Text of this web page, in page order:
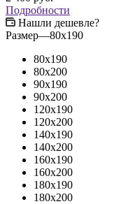
Подробности
Нашли дешевле?
Размер—80x190
80x190
80x200
90x190
90x200
120x190
120x200
140x190
140x200
160x190
160x200
180x190
180x200